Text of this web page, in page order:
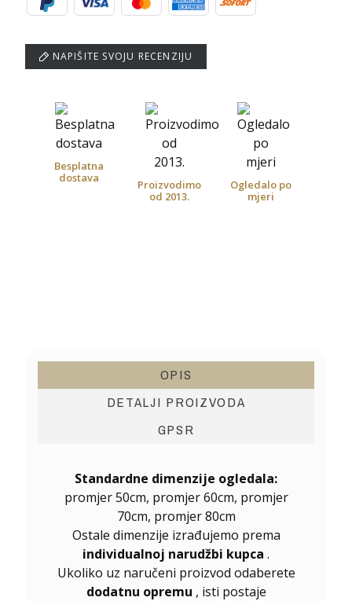
NAPIŠITE SVOJU RECENZIJU
Besplatna
dostava
Proizvodimo
od 2013.
Ogledalo po
mjeri
OPIS
DETALJI PROIZVODA
GPSR
Standardne dimenzije ogledala:
promjer 50cm, promjer 60cm, promjer
70cm, promjer 80cm
Ostale dimenzije izrađujemo prema
individualnoj narudžbi kupca .
Ukoliko uz naručeni proizvod odaberete
dodatnu opremu , isti postaje